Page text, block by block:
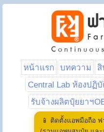
หน้าแรก บทความ
Central Lab ห้องปฏิ
รับจ้างผลิตปุ๋ยยาฯ
📱 ติดตั้งแอพมือถือ